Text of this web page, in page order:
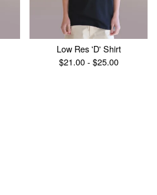
Low Res 'D' Shirt
$21.00 - $25.00